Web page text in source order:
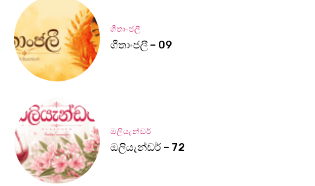
ගීතාංජලී
ගීතාංජලී – 09
ඔලියැන්ඩර්
ඔලියැන්ඩර් – 72